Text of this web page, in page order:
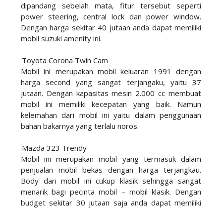
dipandang sebelah mata, fitur tersebut seperti
power steering, central lock dan power window.
Dengan harga sekitar 40 jutaan anda dapat memiliki
mobil suzuki amenity ini.
Toyota Corona Twin Cam
Mobil ini merupakan mobil keluaran 1991 dengan
harga second yang sangat terjangaku, yaitu 37
jutaan. Dengan kapasitas mesin 2.000 cc membuat
mobil ini memiliki kecepatan yang baik. Namun
kelemahan dari mobil ini yaitu dalam penggunaan
bahan bakarnya yang terlalu noros.
Mazda 323 Trendy
Mobil ini merupakan mobil yang termasuk dalam
penjualan mobil bekas dengan harga terjangkau.
Body dari mobil ini cukup klasik sehingga sangat
menarik bagi pecinta mobil – mobil klasik. Dengan
budget sekitar 30 jutaan saja anda dapat memiliki